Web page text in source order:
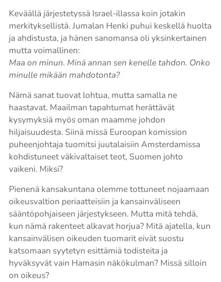
Keväällä järjestetyssä Israel-illassa koin jotakin
merkityksellistä. Jumalan Henki puhui keskellä huolta
ja ahdistusta, ja hänen sanomansa oli yksinkertainen
mutta voimallinen:
Maa on minun. Minä annan sen kenelle tahdon. Onko
minulle mikään mahdotonta?
Nämä sanat tuovat lohtua, mutta samalla ne
haastavat. Maailman tapahtumat herättävät
kysymyksiä myös oman maamme johdon
hiljaisuudesta. Siinä missä Euroopan komission
puheenjohtaja tuomitsi juutalaisiin Amsterdamissa
kohdistuneet väkivaltaiset teot, Suomen johto
vaikeni. Miksi?
Pienenä kansakuntana olemme tottuneet nojaamaan
oikeusvaltion periaatteisiin ja kansainväliseen
sääntöpohjaiseen järjestykseen. Mutta mitä tehdä,
kun nämä rakenteet alkavat horjua? Mitä ajatella, kun
kansainvälisen oikeuden tuomarit eivät suostu
katsomaan syytetyn esittämiä todisteita ja
hyväksyvät vain Hamasin näkökulman? Missä silloin
on oikeus?